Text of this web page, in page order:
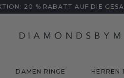
20 % RABATT AUF DIE
DAMEN RINGE HERREN